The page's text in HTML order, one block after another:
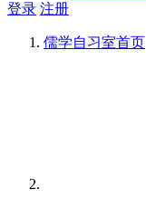
登录 注册
儒学自习室首页